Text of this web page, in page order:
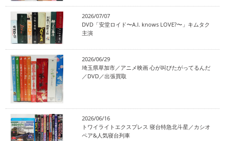
2026/07/07
DVD「安堂ロイド〜A.I. knows LOVE?〜」キムタク
主演
2026/06/29
埼玉県草加市／アニメ映画 心が叫びたがってるんだ
／DVD／出張買取
2026/06/16
トワイライトエクスプレス 寝台特急北斗星／カシオ
ペア&人気寝台列車